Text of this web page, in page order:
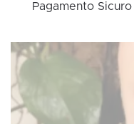
Pagamento Sicuro